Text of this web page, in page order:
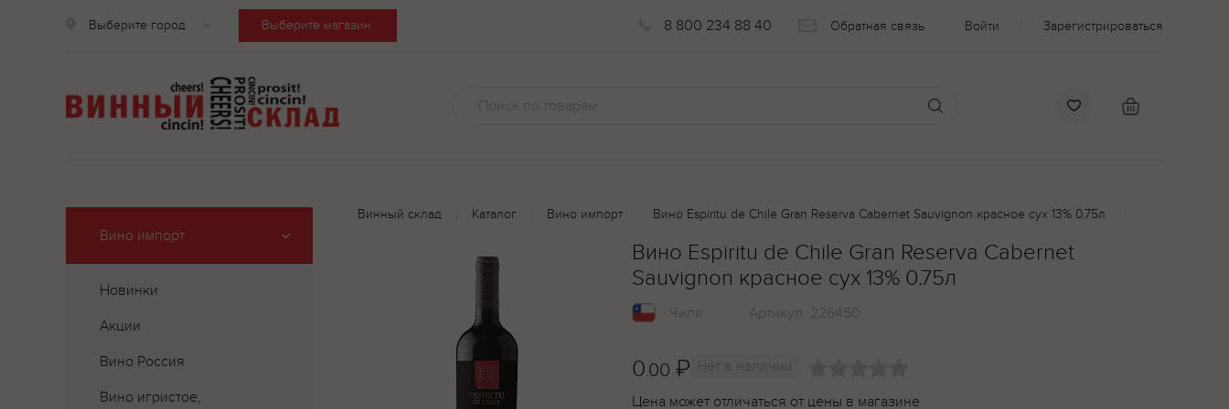
Выберите город Выберите магазин 8 800 234 88 40 Обратная связь Войти Зарегистрироваться
Вино импорт
Новинки
Акции
Вино Россия
Вино игристое,
Винный склад Каталог Вино импорт Вино Espiritu de Chile Gran Reserva Cabernet Sauvignon красное сух 13% 0.75л
Вино Espiritu de Chile Gran Reserva Cabernet
Sauvignon красное сух 13% 0.75л
Чили Артикул: 226450
0.00 ₽ Нет в наличии
Цена может отличаться от цены в магазине